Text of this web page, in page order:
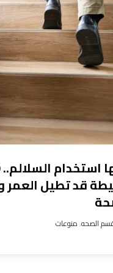
قد تطيل
الصحه,منوعات